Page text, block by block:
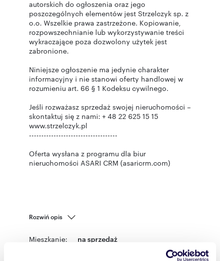
autorskich do ogłoszenia oraz jego
poszczególnych elementów jest Strzelczyk sp. z
o.o. Wszelkie prawa zastrzeżone. Kopiowanie,
rozpowszechnianie lub wykorzystywanie treści
wykraczające poza dozwolony użytek jest
zabronione.
Niniejsze ogłoszenie ma jedynie charakter
informacyjny i nie stanowi oferty handlowej w
rozumieniu art. 66 § 1 Kodeksu cywilnego.
Jeśli rozważasz sprzedaż swojej nieruchomości –
skontaktuj się z nami: + 48 22 625 15 15
www.strzelczyk.pl
------------------------------------
Oferta wysłana z programu dla biur
nieruchomości ASARI CRM (asaricrm.com)
Rozwiń opis
Mieszkanie: na sprzedaż